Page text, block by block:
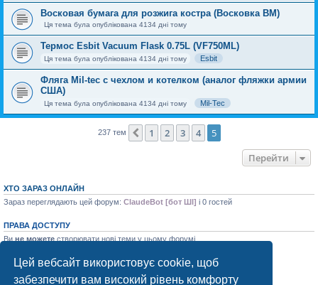
Цей вебсайт використовує cookie, щоб
забезпечити вам високий рівень комфорту
Восковая бумага для розжига костра (Восковка BM)
Ця тема була опублікована 4134 дні тому
Термос Esbit Vacuum Flask 0.75L (VF750ML)
Ця тема була опублікована 4134 дні тому Esbit
Фляга Mil-tec с чехлом и котелком (аналог фляжки армии
США)
Ця тема була опублікована 4134 дні тому Mil-Tec
237 тем Поперед.
1 2 3 4
5
Перейти
ХТО ЗАРАЗ ОНЛАЙН
Зараз переглядають цей форум: ClaudeBot [бот ШІ] і 0 гостей
ПРАВА ДОСТУПУ
Ви не можете створювати нові теми у цьому форумі
Вине можетередагувати ваші повідомлення у цьому форумі
Вине можетевидаляти ваші повідомлення у цьому форумі
Вине можетедодавати файли у цьому форумі